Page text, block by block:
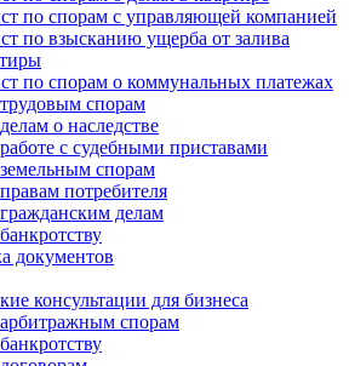
по спорам с управляющей компанией
по взысканию ущерба от залива
по спорам о коммунальных платежах
спорам
о наследстве
с судебными приставами
спорам
потребителя
делам
документов
консультации для бизнеса
спорам